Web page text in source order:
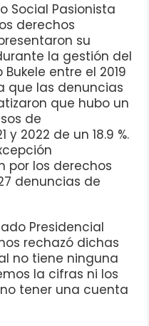
Social Pasionista
derechos
su
la gestión del
entre el 2019
que las denuncias
que hubo un
de
2022 de un 18.9 %.
por los derechos
denuncias de
Presidencial
rechazó dichas
no tiene ninguna
la cifras ni los
tener una cuenta